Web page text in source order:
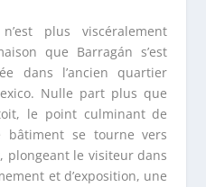
plus viscéralement
que Barragán s’est
dans l’ancien quartier
Nulle part plus que
le point culminant de
se tourne vers
plongeant le visiteur dans
et d’exposition, une